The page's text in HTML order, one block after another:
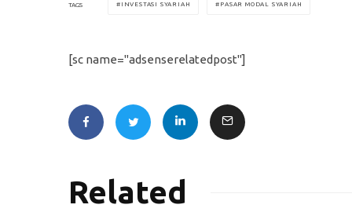
TAGS INVESTASI SYARIAH PASAR MODAL SYARIAH
[sc name="adsenserelatedpost"]
Related